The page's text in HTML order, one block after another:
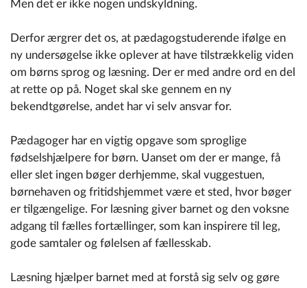
Men det er ikke nogen undskyldning.
Derfor ærgrer det os, at pædagogstuderende ifølge en
ny undersøgelse ikke oplever at have tilstrækkelig viden
om børns sprog og læsning. Der er med andre ord en del
at rette op på. Noget skal ske gennem en ny
bekendtgørelse, andet har vi selv ansvar for.
Pædagoger har en vigtig opgave som sproglige
fødselshjælpere for børn. Uanset om der er mange, få
eller slet ingen bøger derhjemme, skal vuggestuen,
børnehaven og fritidshjemmet være et sted, hvor bøger
er tilgængelige. For læsning giver barnet og den voksne
adgang til fælles fortællinger, som kan inspirere til leg,
gode samtaler og følelsen af fællesskab.
Læsning hjælper barnet med at forstå sig selv og gøre